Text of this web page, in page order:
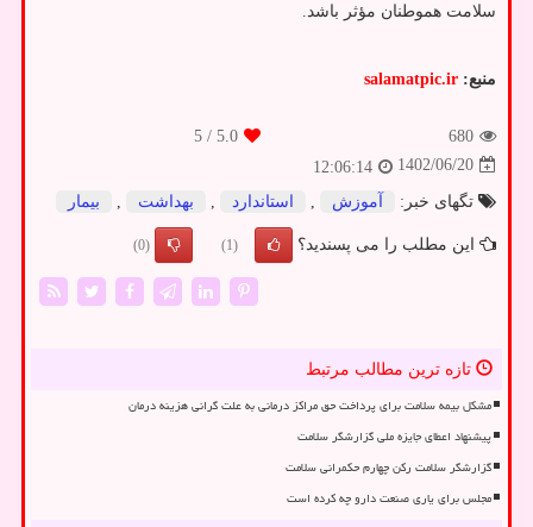
سلامت هموطنان مؤثر باشد.
منبع: salamatpic.ir
680
5.0
/ 5
1402/06/20
12:06:14
تگهای خبر:
آموزش استاندارد بهداشت بیمار
این مطلب را می پسندید؟ (1)
(0)
تازه ترین مطالب مرتبط
مشکل بیمه سلامت برای پرداخت حق مراکز درمانی به علت گرانی هزینه درمان
پیشنهاد اعطای جایزه ملی گزارشگر سلامت
گزارشگر سلامت رکن چهارم حکمرانی سلامت
مجلس برای یاری صنعت دارو چه کرده است